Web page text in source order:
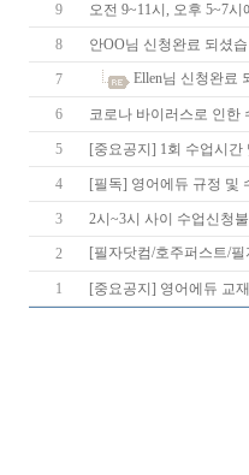
9 오전 9~11시, 오후 5~7
8 안OO님 신청완료 되셨
7 Ellen님 신청완료
6 코로나 바이러스로 인한
5 [중요공지] 1회 수업시
4 [필독] 영어에듀 규정 및
3 2시~3시 사이 수업신청
2 [필자닷컴/호주퍼스트/
1 [중요공지] 영어에듀 교